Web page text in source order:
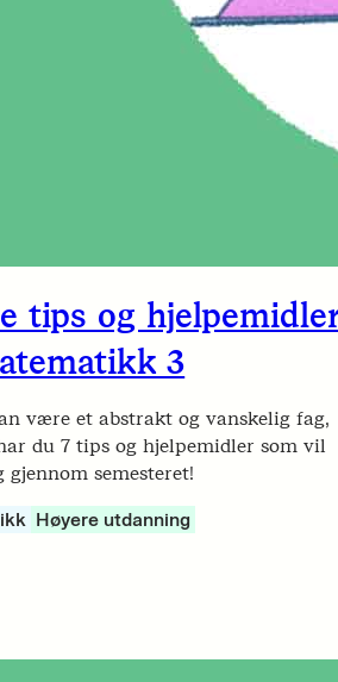
tips og
3
være et abstrakt og vanskelig fag,
du 7 tips og hjelpemidler som vil
gjennom semesteret!
Høyere utdanning